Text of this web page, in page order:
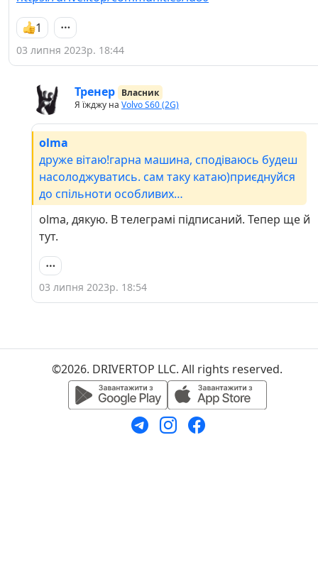
1
03 липня 2023р. 18:44
Тренер Власник
Я їжджу на Volvo S60 (2G)
olma
друже вітаю!гарна машина, сподіваюсь будеш
насолоджуватись. сам таку катаю)приєднуйся
до спільноти особливих
людей)https://driver.top/communities/id80
olma, дякую. В телеграмі підписаний. Тепер ще й
тут.
03 липня 2023р. 18:54
©2026. DRIVERTOP LLC. All rights reserved.